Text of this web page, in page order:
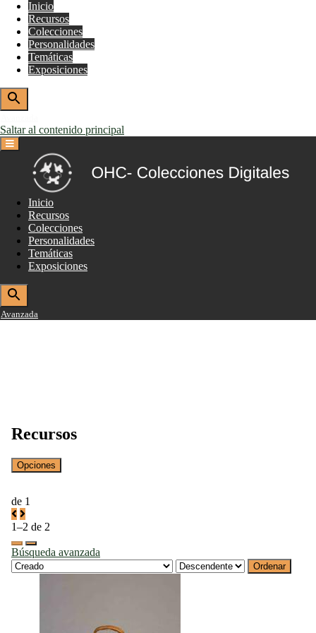
Inicio
Recursos
Colecciones
Personalidades
Temáticas
Exposiciones
Saltar al contenido principal
Inicio
Recursos
Colecciones
Personalidades
Temáticas
Exposiciones
Avanzada
Recursos
Opciones
de 1
1–2 de 2
Búsqueda avanzada
Ordenar